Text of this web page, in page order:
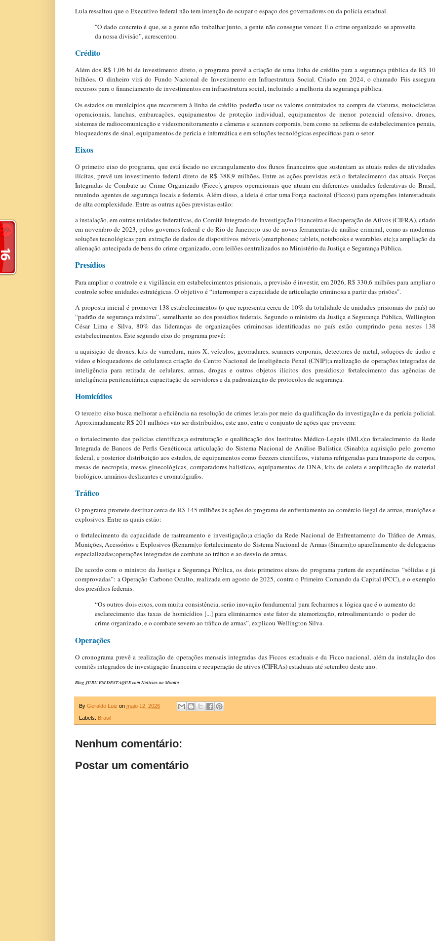
Lula ressaltou que o Executivo federal não tem intenção de ocupar o espaço dos governadores ou da polícia estadual.
"O dado concreto é que, se a gente não trabalhar junto, a gente não consegue vencer. E o crime organizado se aproveita
da nossa divisão”, acrescentou.
Crédito
Além dos R$ 1,06 bi de investimento direto, o programa prevê a criação de uma linha de crédito para a segurança pública de R$ 10
bilhões. O dinheiro virá do Fundo Nacional de Investimento em Infraestrutura Social. Criado em 2024, o chamado Fiis assegura
recursos para o financiamento de investimentos em infraestrutura social, incluindo a melhoria da segurança pública.
Os estados ou municípios que recorrerem à linha de crédito poderão usar os valores contratados na compra de viaturas, motocicletas
operacionais, lanchas, embarcações, equipamentos de proteção individual, equipamentos de menor potencial ofensivo, drones,
sistemas de radiocomunicação e videomonitoramento e câmeras e scanners corporais, bem como na reforma de estabelecimentos penais,
bloqueadores de sinal, equipamentos de perícia e informática e em soluções tecnológicas específicas para o setor.
Eixos
O primeiro eixo do programa, que está focado no estrangulamento dos fluxos financeiros que sustentam as atuais redes de atividades
ilícitas, prevê um investimento federal direto de R$ 388,9 milhões. Entre as ações previstas está o fortalecimento das atuais Forças
Integradas de Combate ao Crime Organizado (Ficco), grupos operacionais que atuam em diferentes unidades federativas do Brasil,
reunindo agentes de segurança locais e federais. Além disso, a ideia é criar uma Força nacional (Ficcos) para operações interestaduais
de alta complexidade. Entre as outras ações previstas estão:
a instalação, em outras unidades federativas, do Comitê Integrado de Investigação Financeira e Recuperação de Ativos (CIFRA), criado
em novembro de 2023, pelos governos federal e do Rio de Janeiro;o uso de novas ferramentas de análise criminal, como as modernas
soluções tecnológicas para extração de dados de dispositivos móveis (smartphones; tablets, notebooks e wearables etc);a ampliação da
alienação antecipada de bens do crime organizado, com leilões centralizados no Ministério da Justiça e Segurança Pública.
Presídios
Para ampliar o controle e a vigilância em estabelecimentos prisionais, a previsão é investir, em 2026, R$ 330,6 milhões para ampliar o
controle sobre unidades estratégicas. O objetivo é “interromper a capacidade de articulação criminosa a partir das prisões".
A proposta inicial é promover 138 estabelecimentos (o que representa cerca de 10% da totalidade de unidades prisionais do país) ao
“padrão de segurança máxima”, semelhante ao dos presídios federais. Segundo o ministro da Justiça e Segurança Pública, Wellington
César Lima e Silva, 80% das lideranças de organizações criminosas identificadas no país estão cumprindo pena nestes 138
estabelecimentos. Este segundo eixo do programa prevê:
a aquisição de drones, kits de varredura, raios X, veículos, georradares, scanners corporais, detectores de metal, soluções de áudio e
vídeo e bloqueadores de celulares;a criação do Centro Nacional de Inteligência Penal (CNIP);a realização de operações integradas de
inteligência para retirada de celulares, armas, drogas e outros objetos ilícitos dos presídios;o fortalecimento das agências de
inteligência penitenciária;a capacitação de servidores e da padronização de protocolos de segurança.
Homicídios
O terceiro eixo busca melhorar a eficiência na resolução de crimes letais por meio da qualificação da investigação e da perícia policial.
Aproximadamente R$ 201 milhões vão ser distribuídos, este ano, entre o conjunto de ações que preveem:
o fortalecimento das polícias científicas;a estruturação e qualificação dos Institutos Médico-Legais (IMLs);o fortalecimento da Rede
Integrada de Bancos de Perfis Genéticos;a articulação do Sistema Nacional de Análise Balística (Sinab);a aquisição pelo governo
federal, e posterior distribuição aos estados, de equipamentos como freezers científicos, viaturas refrigeradas para transporte de corpos,
mesas de necropsia, mesas ginecológicas, comparadores balísticos, equipamentos de DNA, kits de coleta e amplificação de material
biológico, armários deslizantes e cromatógrafos.
Tráfico
O programa promete destinar cerca de R$ 145 milhões às ações do programa de enfrentamento ao comércio ilegal de armas, munições e
explosivos. Entre as quais estão:
o fortalecimento da capacidade de rastreamento e investigação;a criação da Rede Nacional de Enfrentamento do Tráfico de Armas,
Munições, Acessórios e Explosivos (Renarm);o fortalecimento do Sistema Nacional de Armas (Sinarm);o aparelhamento de delegacias
especializadas;operações integradas de combate ao tráfico e ao desvio de armas.
De acordo com o ministro da Justiça e Segurança Pública, os dois primeiros eixos do programa partem de experiências “sólidas e já
comprovadas”: a Operação Carbono Oculto, realizada em agosto de 2025, contra o Primeiro Comando da Capital (PCC), e o exemplo
dos presídios federais.
“Os outros dois eixos, com muita consistência, serão inovação fundamental para fecharmos a lógica que é o aumento do
esclarecimento das taxas de homicídios [...] para eliminarmos este fator de atemorização, retroalimentando o poder do
crime organizado, e o combate severo ao tráfico de armas”, explicou Wellington Silva.
Operações
O cronograma prevê a realização de operações mensais integradas das Ficcos estaduais e da Ficco nacional, além da instalação dos
comitês integrados de investigação financeira e recuperação de ativos (CIFRAs) estaduais até setembro deste ano.
Blog JURU EM DESTAQUE com Notícias ao Minuto
By Geraldo Luiz on maio 12, 2026
Labels: Brasil
Nenhum comentário:
Postar um comentário